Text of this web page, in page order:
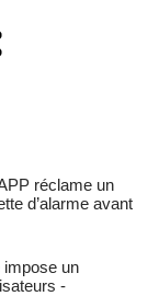
réclame un
d’alarme avant
impose un
-